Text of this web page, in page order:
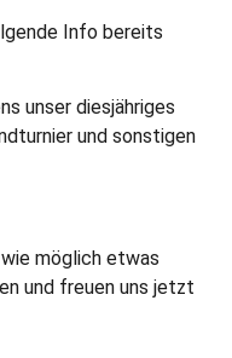
Info bereits
unser diesjähriges
und sonstigen
möglich etwas
und freuen uns jetzt